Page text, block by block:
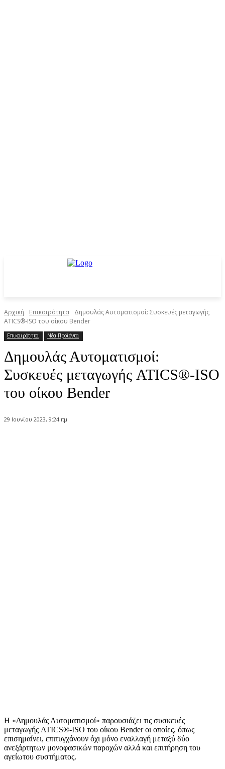
Αρχική Επικαιρότητα
Δημουλάς Αυτοματισμοί: Συσκευές μεταγωγής
ATICS®-ISO του οίκου Bender
Επικαιρότητα Νέα Προϊόντα
Δημουλάς Αυτοματισμοί:
Συσκευές μεταγωγής ATICS®-ISO
του οίκου Bender
29 Ιουνίου 2023, 9:24 πμ
Η «Δημουλάς Αυτοματισμοί» παρουσιάζει τις συσκευές
μεταγωγής ATICS®-ISO του οίκου Bender οι οποίες, όπως
επισημαίνει, επιτυγχάνουν όχι μόνο εναλλαγή μεταξύ δύο
ανεξάρτητων μονοφασικών παροχών αλλά και επιτήρηση του
αγείωτου συστήματος.